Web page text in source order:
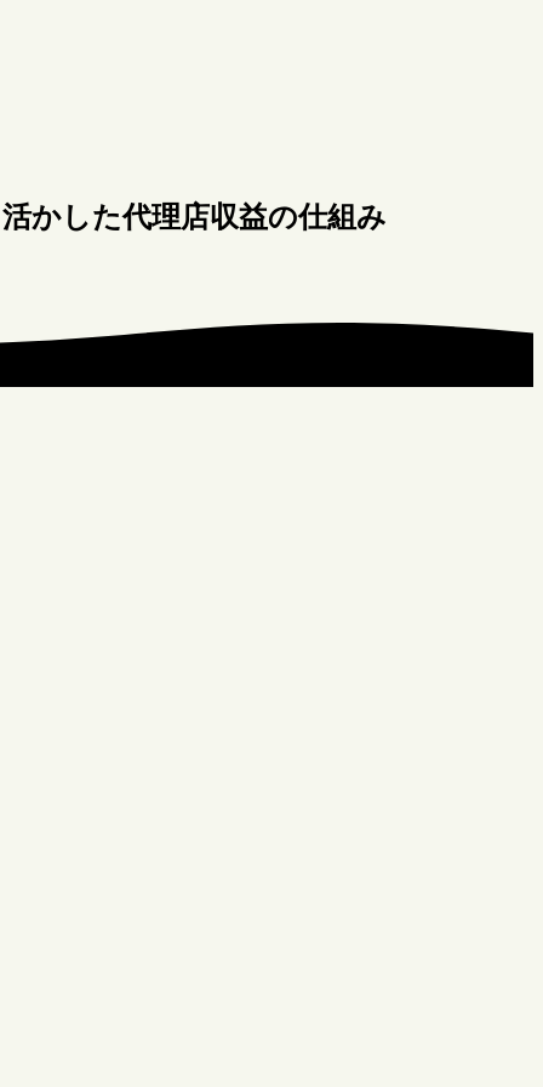
かした代理店収益の仕組み